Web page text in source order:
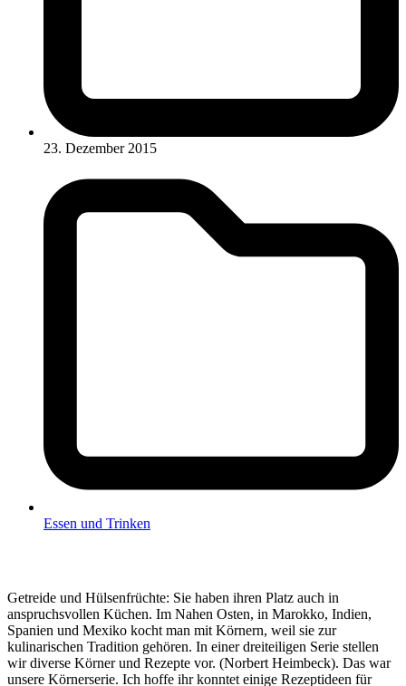
23. Dezember 2015
Essen und Trinken
Getreide und Hülsenfrüchte: Sie haben ihren Platz auch in
anspruchsvollen Küchen. Im Nahen Osten, in Marokko, Indien,
Spanien und Mexiko kocht man mit Körnern, weil sie zur
kulinarischen Tradition gehören. In einer dreiteiligen Serie stellen
wir diverse Körner und Rezepte vor. (Norbert Heimbeck). Das war
unsere Körnerserie. Ich hoffe ihr konntet einige Rezeptideen für